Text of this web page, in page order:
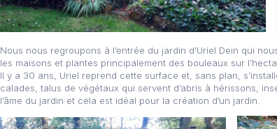
Nous nous regroupons à l’entrée du jardin d’Uriel Dein qui
les maisons et plantes principalement des bouleaux sur
Il y a 30 ans, Uriel reprend cette surface et, sans plan,
calades, talus de végétaux qui servent d’abris à hérissons,
l’âme du jardin et cela est idéal pour la création d’un jardin.